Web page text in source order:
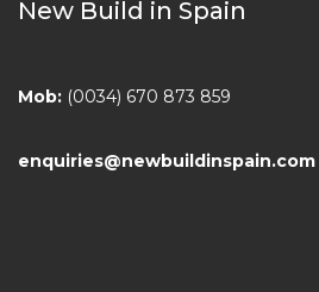
New Build in Spain
Mob: (0034) 670 873 859
enquiries@newbuildinspain.com